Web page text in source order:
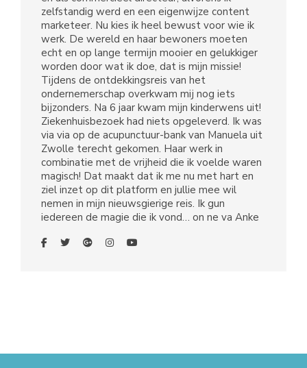
zelfstandig werd en een eigenwijze content
marketeer. Nu kies ik heel bewust voor wie ik
werk. De wereld en haar bewoners moeten
echt en op lange termijn mooier en gelukkiger
worden door wat ik doe, dat is mijn missie!
Tijdens de ontdekkingsreis van het
ondernemerschap overkwam mij nog iets
bijzonders. Na 6 jaar kwam mijn kinderwens uit!
Ziekenhuisbezoek had niets opgeleverd. Ik was
via via op de acupunctuur-bank van Manuela uit
Zwolle terecht gekomen. Haar werk in
combinatie met de vrijheid die ik voelde waren
magisch! Dat maakt dat ik me nu met hart en
ziel inzet op dit platform en jullie mee wil
nemen in mijn nieuwsgierige reis. Ik gun
iedereen de magie die ik vond… on ne va Anke